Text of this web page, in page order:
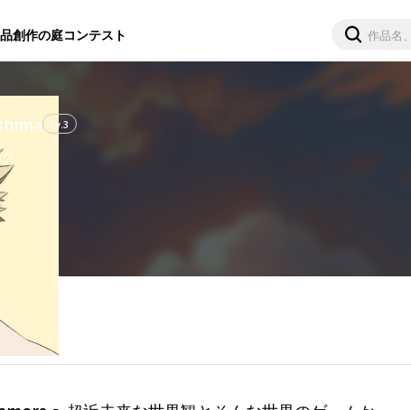
創作の庭コンテスト
Lv.3